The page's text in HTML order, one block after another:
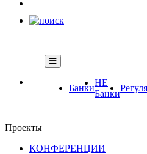
Банки
НЕ
Банки
Проекты
КОНФЕРЕНЦИИ